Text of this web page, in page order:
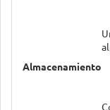
Almacenamiento